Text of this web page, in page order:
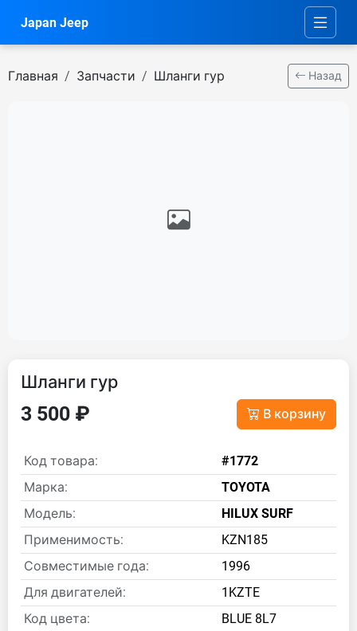
Japan Jeep
Главная Запчасти Шланги гур Назад
Шланги гур
3 500 ₽ В корзину
Код товара:
#1772
Марка:
TOYOTA
Модель:
HILUX SURF
Применимость:
KZN185
Совместимые года:
1996
Для двигателей:
1KZTE
Код цвета:
BLUE 8L7